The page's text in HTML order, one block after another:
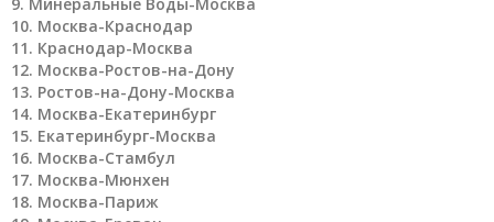
Москва-Краснодар
Краснодар-Москва
Москва-Ростов-на-Дону
Ростов-на-Дону-Москва
Москва-Екатеринбург
Екатеринбург-Москва
Москва-Стамбул
Москва-Мюнхен
Москва-Париж